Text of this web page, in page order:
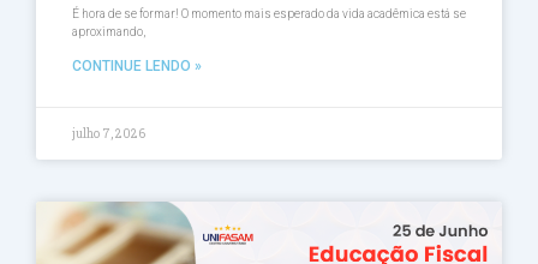
É hora de se formar! O momento mais esperado da vida acadêmica está se
aproximando,
CONTINUE LENDO »
julho 7, 2026